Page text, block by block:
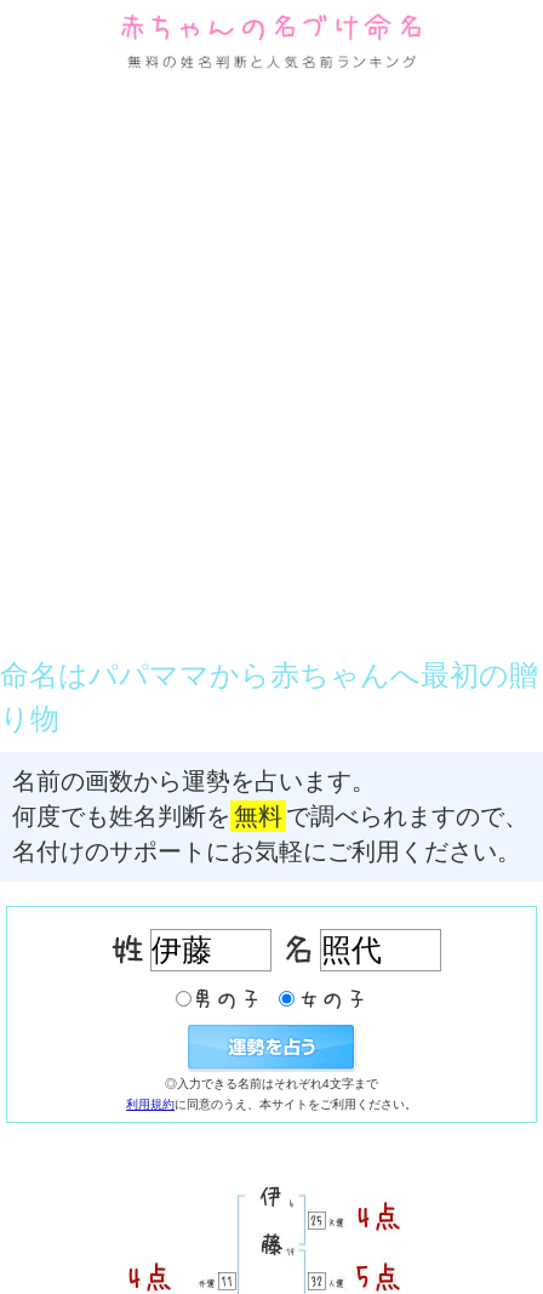
命名はパパママから赤ちゃんへ最初の贈
り物
名前の画数から運勢を占います。
何度でも姓名判断を 無料で調べられますので、
名付けのサポートにお気軽にご利用ください。
◎入力できる名前はそれぞれ4文字まで
利用規約に同意のうえ、本サイトをご利用ください。